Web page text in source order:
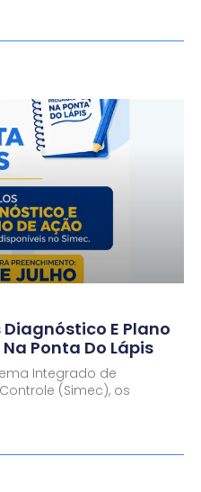
E Plano
Ponta Do Lápis
Integrado de
(Simec), os